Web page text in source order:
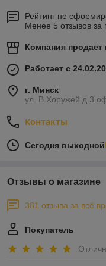
Рейтинг не
Менее 5 отзывов за
Компания продает
Работает с
г. Минск
ул. В.Хоружей д.3
Контакты
Сегодня выходной
Отзывы о магазине
381 отзыва за всё
Покупатель